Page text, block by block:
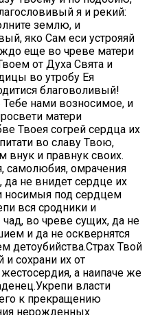
я и рекий:
землю, и
яко Сам еси устрояяй
еще во чреве матери
от Духа Свята и
во утробу Ея
благоволивый!
нами возносимое, и
матери
Твоея согрей сердца их
во славу Твою,
внук и правнук своих.
самолюбия, омрачения
да не внидет сердце их
носимыя под сердцем
вся сродники и
во чреве сущих, да не
и да не осквернятся
детоубийства.Страх Твой
и сохрани их от
а наипаче же
власти
к прекращению
нерожденных